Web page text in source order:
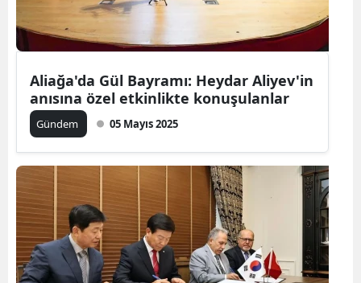
Aliağa'da Gül Bayramı: Heydar Aliyev'in
anısına özel etkinlikte konuşulanlar
Gündem 05 Mayıs 2025